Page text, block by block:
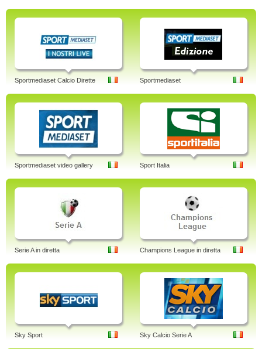
Sportmediaset Calcio Dirette Sportmediaset
Sportmediaset video gallery Sport Italia
Serie A in diretta Champions League in diretta
Sky Sport Sky Calcio Serie A